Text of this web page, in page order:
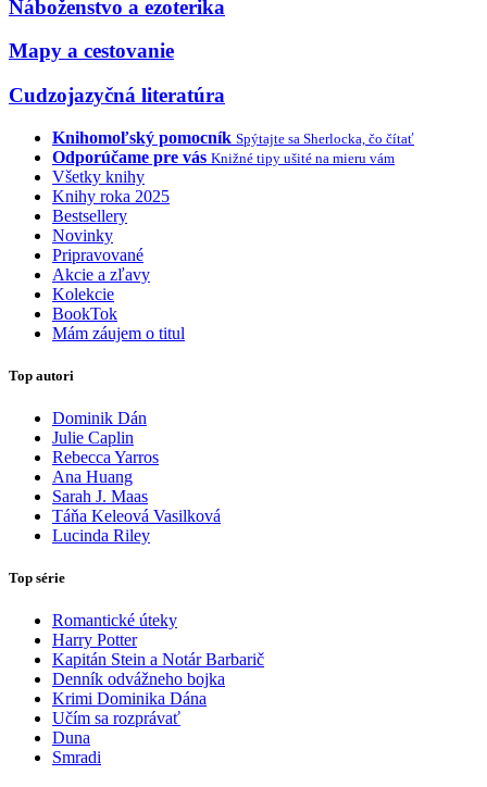
Náboženstvo a ezoterika
Mapy a cestovanie
Cudzojazyčná literatúra
Knihomoľský pomocník Spýtajte sa Sherlocka, čo čítať
Odporúčame pre vás Knižné tipy ušité na mieru vám
Všetky knihy
Knihy roka 2025
Bestsellery
Novinky
Pripravované
Akcie a zľavy
Kolekcie
BookTok
Mám záujem o titul
Top autori
Dominik Dán
Julie Caplin
Rebecca Yarros
Ana Huang
Sarah J. Maas
Táňa Keleová Vasilková
Lucinda Riley
Top série
Romantické úteky
Harry Potter
Kapitán Stein a Notár Barbarič
Denník odvážneho bojka
Krimi Dominika Dána
Učím sa rozprávať
Duna
Smradi